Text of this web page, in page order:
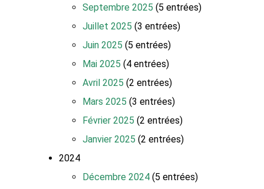
Septembre 2025 (5 entrées)
Juillet 2025 (3 entrées)
Juin 2025 (5 entrées)
Mai 2025 (4 entrées)
Avril 2025 (2 entrées)
Mars 2025 (3 entrées)
Février 2025 (2 entrées)
Janvier 2025 (2 entrées)
2024
Décembre 2024 (5 entrées)